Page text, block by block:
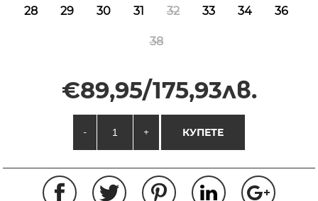
28 29 30 31 32 33 34 36
38
€89,95/175,93лв.
- + КУПЕТЕ